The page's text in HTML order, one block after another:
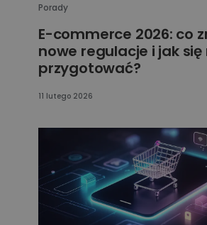
Porady
E-commerce 2026: co
nowe regulacje i jak się
przygotować?
11 lutego 2026